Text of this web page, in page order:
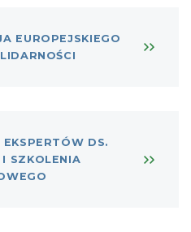
EUROPEJSKIEGO
DS.
SZKOLENIA